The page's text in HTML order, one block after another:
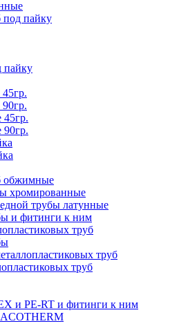
пайку
пайку
45гр.
90гр.
обжимные
хромированные
трубы латунные
и фитинги к ним
труб
труб
труб
и PE-RT и фитинги к ним